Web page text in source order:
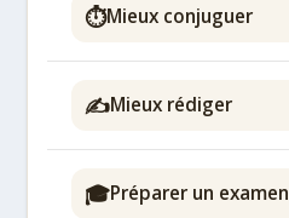
⏱️Mieux conjuguer
✍️Mieux rédiger
🎓Préparer un examen